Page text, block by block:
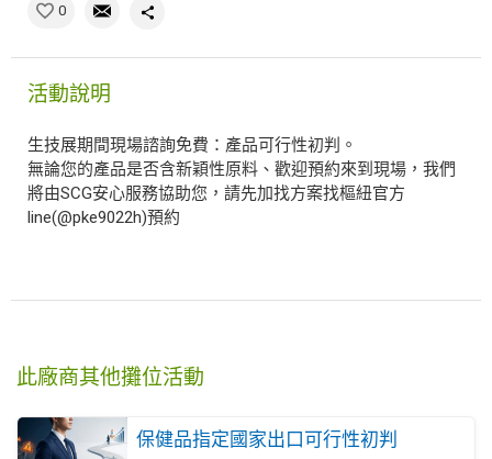
0
活動說明
生技展期間現場諮詢免費：產品可行性初判。
無論您的產品是否含新穎性原料、歡迎預約來到現場，我們
將由SCG安心服務協助您，請先加找方案找樞紐官方
line(@pke9022h)預約
此廠商其他攤位活動
保健品指定國家出口可行性初判